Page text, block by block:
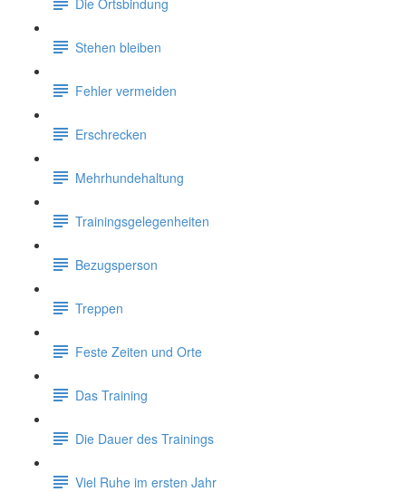
Stehen bleiben
Fehler vermeiden
Erschrecken
Mehrhundehaltung
Trainingsgelegenheiten
Bezugsperson
Treppen
Feste Zeiten und Orte
Das Training
Die Dauer des Trainings
Viel Ruhe im ersten Jahr